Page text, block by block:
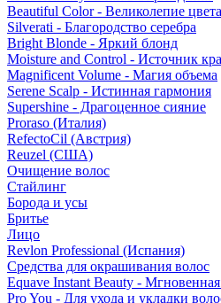
Beautiful Color - Великолепие цвета
Silverati - Благородство серебра
Bright Blonde - Яркий блонд
Moisture and Control - Источник
Magnificent Volume - Магия объема
Serene Scalp - Истинная гармония
Supershine - Драгоценное сияние
Proraso (Италия)
RefectoCil (Австрия)
Reuzel (США)
Очищение волос
Стайлинг
Борода и усы
Бритье
Лицо
Revlon Professional (Испания)
Средства для окрашивания волос
Equave Instant Beauty - Мгновенная
Pro You - Для ухода и укладки